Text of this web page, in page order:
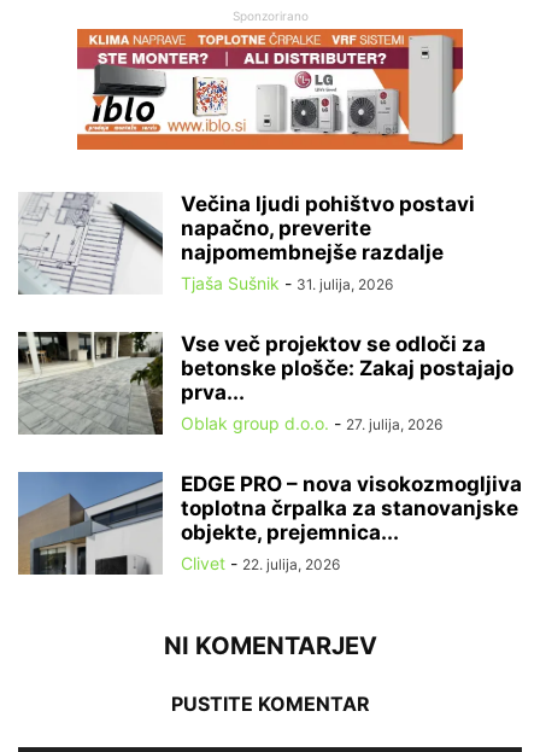
Sponzorirano
Večina ljudi pohištvo postavi
napačno, preverite
najpomembnejše razdalje
Tjaša Sušnik - 31. julija, 2026
Vse več projektov se odloči za
betonske plošče: Zakaj postajajo
prva...
Oblak group d.o.o. - 27. julija, 2026
EDGE PRO – nova visokozmogljiva
toplotna črpalka za stanovanjske
objekte, prejemnica...
Clivet - 22. julija, 2026
NI KOMENTARJEV
PUSTITE KOMENTAR